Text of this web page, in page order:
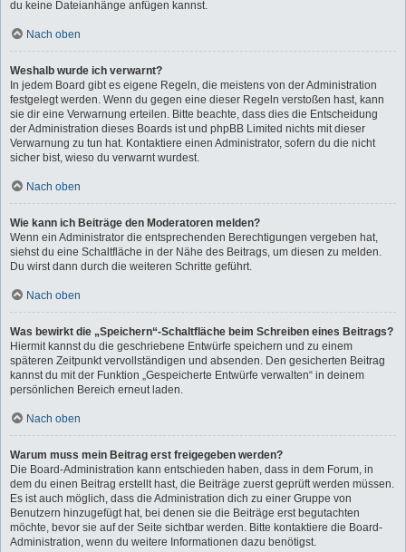
du keine Dateianhänge anfügen kannst.
Nach oben
Weshalb wurde ich verwarnt?
In jedem Board gibt es eigene Regeln, die meistens von der Administration
festgelegt werden. Wenn du gegen eine dieser Regeln verstoßen hast, kann
sie dir eine Verwarnung erteilen. Bitte beachte, dass dies die Entscheidung
der Administration dieses Boards ist und phpBB Limited nichts mit dieser
Verwarnung zu tun hat. Kontaktiere einen Administrator, sofern du die nicht
sicher bist, wieso du verwarnt wurdest.
Nach oben
Wie kann ich Beiträge den Moderatoren melden?
Wenn ein Administrator die entsprechenden Berechtigungen vergeben hat,
siehst du eine Schaltfläche in der Nähe des Beitrags, um diesen zu melden.
Du wirst dann durch die weiteren Schritte geführt.
Nach oben
Was bewirkt die „Speichern“-Schaltfläche beim Schreiben eines Beitrags?
Hiermit kannst du die geschriebene Entwürfe speichern und zu einem
späteren Zeitpunkt vervollständigen und absenden. Den gesicherten Beitrag
kannst du mit der Funktion „Gespeicherte Entwürfe verwalten“ in deinem
persönlichen Bereich erneut laden.
Nach oben
Warum muss mein Beitrag erst freigegeben werden?
Die Board-Administration kann entschieden haben, dass in dem Forum, in
dem du einen Beitrag erstellt hast, die Beiträge zuerst geprüft werden müssen.
Es ist auch möglich, dass die Administration dich zu einer Gruppe von
Benutzern hinzugefügt hat, bei denen sie die Beiträge erst begutachten
möchte, bevor sie auf der Seite sichtbar werden. Bitte kontaktiere die Board-
Administration, wenn du weitere Informationen dazu benötigst.